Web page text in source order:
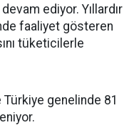
ediyor. Yıllardır
faaliyet gösteren
tüketicilerle
genelinde 81